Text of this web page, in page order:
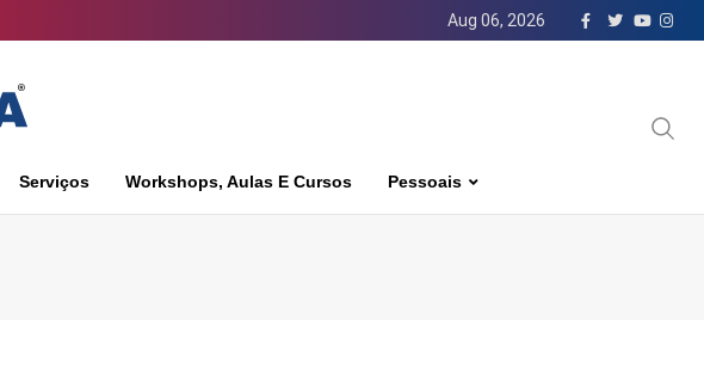
Aug 06, 2026
Serviços Workshops, Aulas E Cursos Pessoais